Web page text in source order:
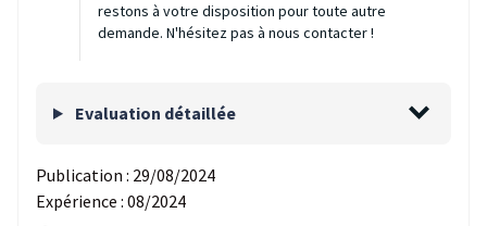
restons à votre disposition pour toute autre
demande. N'hésitez pas à nous contacter !
Evaluation détaillée
Publication : 29/08/2024
Expérience : 08/2024